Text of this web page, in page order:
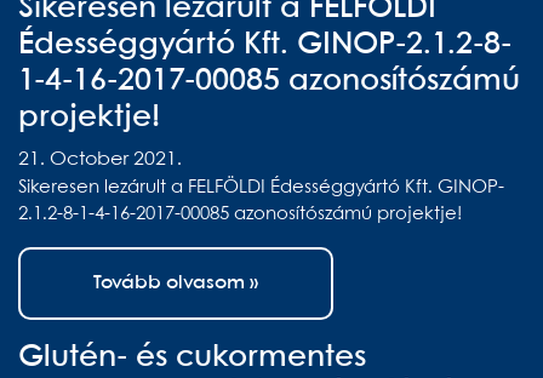
Sikeresen lezárult a FELFÖLDI
Édességgyártó Kft. GINOP-2.1.2-8-
1-4-16-2017-00085 azonosítószámú
projektje!
21. October 2021.
Sikeresen lezárult a FELFÖLDI Édességgyártó Kft. GINOP-
2.1.2-8-1-4-16-2017-00085 azonosítószámú projektje!
Tovább olvasom »
Glutén- és cukormentes